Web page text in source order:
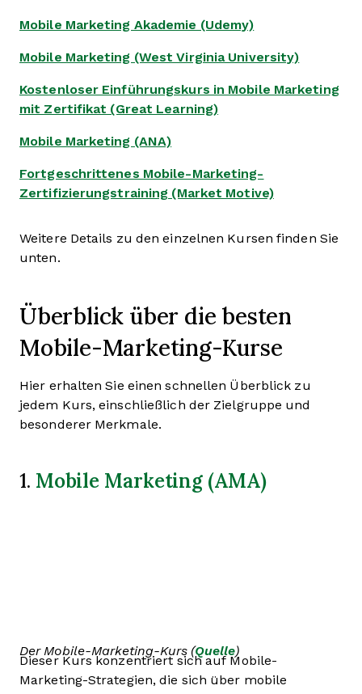
Mobile Marketing Akademie (Udemy)
Mobile Marketing (West Virginia University)
Kostenloser Einführungskurs in Mobile Marketing
mit Zertifikat (Great Learning)
Mobile Marketing (ANA)
Fortgeschrittenes Mobile-Marketing-
Zertifizierungstraining (Market Motive)
Weitere Details zu den einzelnen Kursen finden Sie
unten.
Überblick über die besten
Mobile-Marketing-Kurse
Hier erhalten Sie einen schnellen Überblick zu
jedem Kurs, einschließlich der Zielgruppe und
besonderer Merkmale.
1. Mobile Marketing (AMA)
Der Mobile-Marketing-Kurs (Quelle)
Dieser Kurs konzentriert sich auf Mobile-
Marketing-Strategien, die sich über mobile